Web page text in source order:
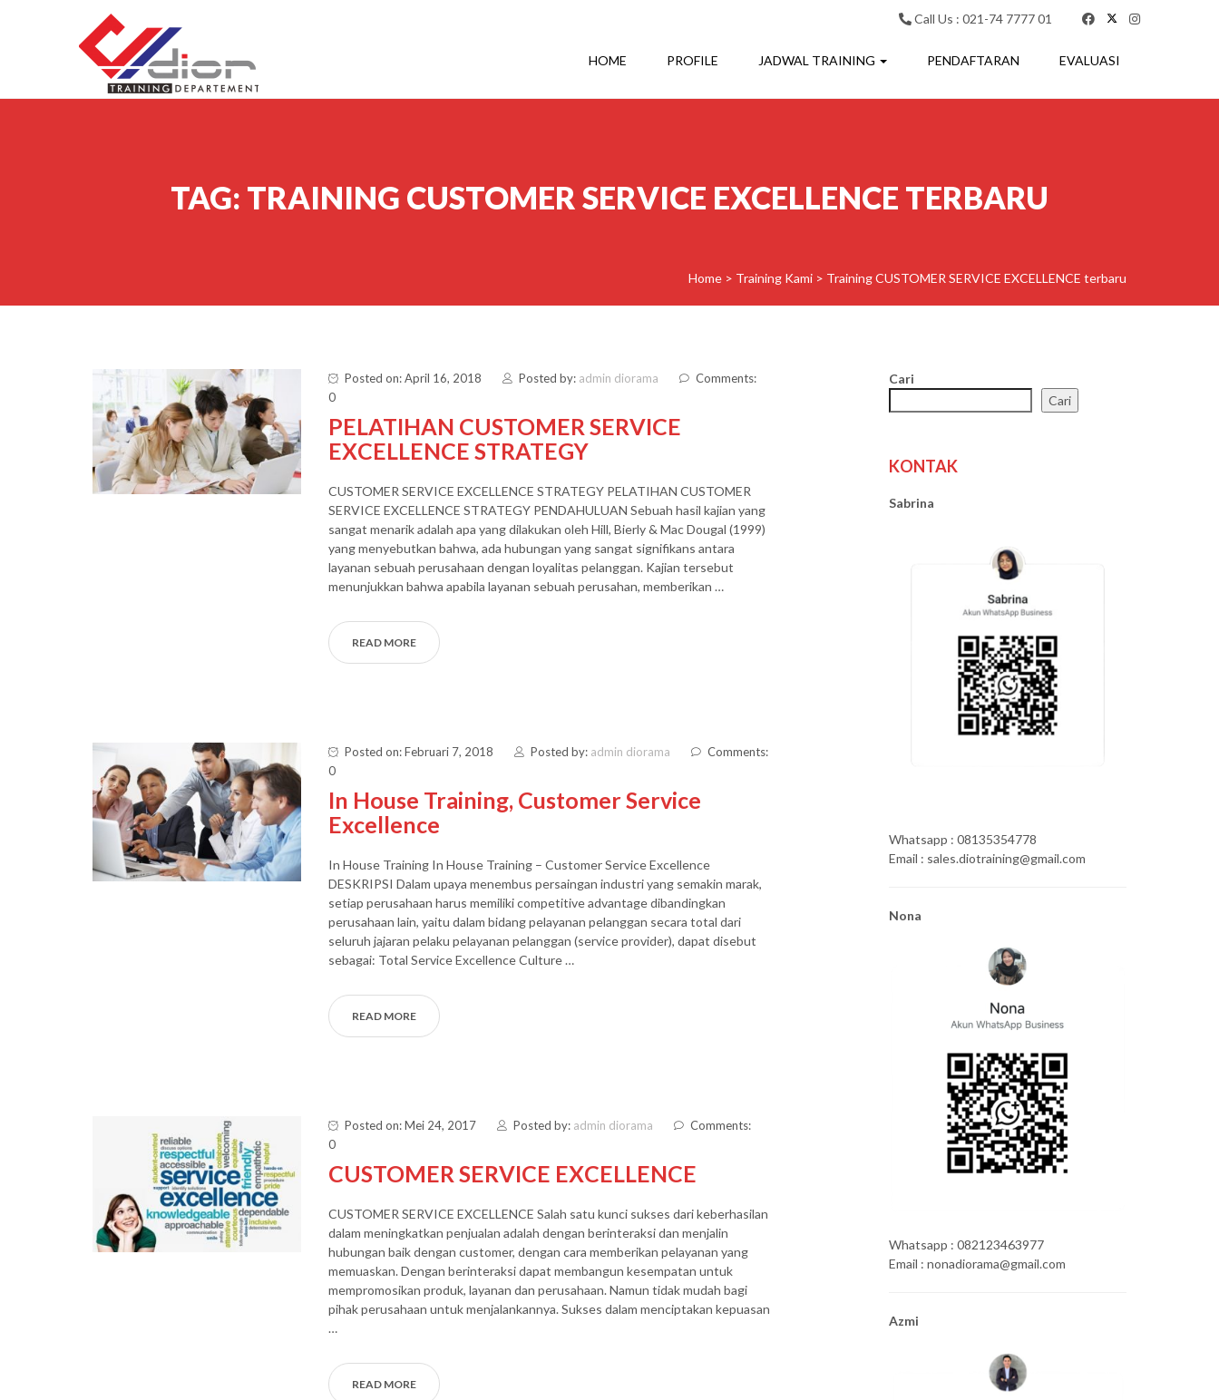
Call Us : 021-74 7777 01
HOME PROFILE JADWAL TRAINING PENDAFTARAN EVALUASI
TAG: TRAINING CUSTOMER SERVICE EXCELLENCE TERBARU
Home > Training Kami > Training CUSTOMER SERVICE EXCELLENCE terbaru
Posted on: April 16, 2018 Posted by: admin diorama
Comments:
0
PELATIHAN CUSTOMER SERVICE
EXCELLENCE STRATEGY
CUSTOMER SERVICE EXCELLENCE STRATEGY PELATIHAN CUSTOMER
SERVICE EXCELLENCE STRATEGY PENDAHULUAN Sebuah hasil kajian yang
sangat menarik adalah apa yang dilakukan oleh Hill, Bierly & Mac Dougal (1999)
yang menyebutkan bahwa, ada hubungan yang sangat signifikans antara
layanan sebuah perusahaan dengan loyalitas pelanggan. Kajian tersebut
menunjukkan bahwa apabila layanan sebuah perusahan, memberikan …
READ MORE
Posted on: Februari 7, 2018 Posted by: admin diorama
Comments:
0
In House Training, Customer Service
Excellence
In House Training In House Training – Customer Service Excellence
DESKRIPSI Dalam upaya menembus persaingan industri yang semakin marak,
setiap perusahaan harus memiliki competitive advantage dibandingkan
perusahaan lain, yaitu dalam bidang pelayanan pelanggan secara total dari
seluruh jajaran pelaku pelayanan pelanggan (service provider), dapat disebut
sebagai: Total Service Excellence Culture …
READ MORE
Posted on: Mei 24, 2017 Posted by: admin diorama
Comments:
0
CUSTOMER SERVICE EXCELLENCE
CUSTOMER SERVICE EXCELLENCE Salah satu kunci sukses dari keberhasilan
dalam meningkatkan penjualan adalah dengan berinteraksi dan menjalin
hubungan baik dengan customer, dengan cara memberikan pelayanan yang
memuaskan. Dengan berinteraksi dapat membangun kesempatan untuk
mempromosikan produk, layanan dan perusahaan. Namun tidak mudah bagi
pihak perusahaan untuk menjalankannya. Sukses dalam menciptakan kepuasan
…
READ MORE
Cari
Cari
KONTAK
Sabrina
Whatsapp : 08135354778
Email : sales.diotraining@gmail.com
Nona
Whatsapp : 082123463977
Email : nonadiorama@gmail.com
Azmi